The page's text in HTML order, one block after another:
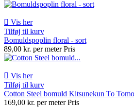
 Vis her
Tilføj til kurv
Bomuldspoplin floral - sort
89,00 kr. per meter Pris
 Vis her
Tilføj til kurv
Cotton Steel bomuld Kitsunekun To
169,00 kr. per meter Pris